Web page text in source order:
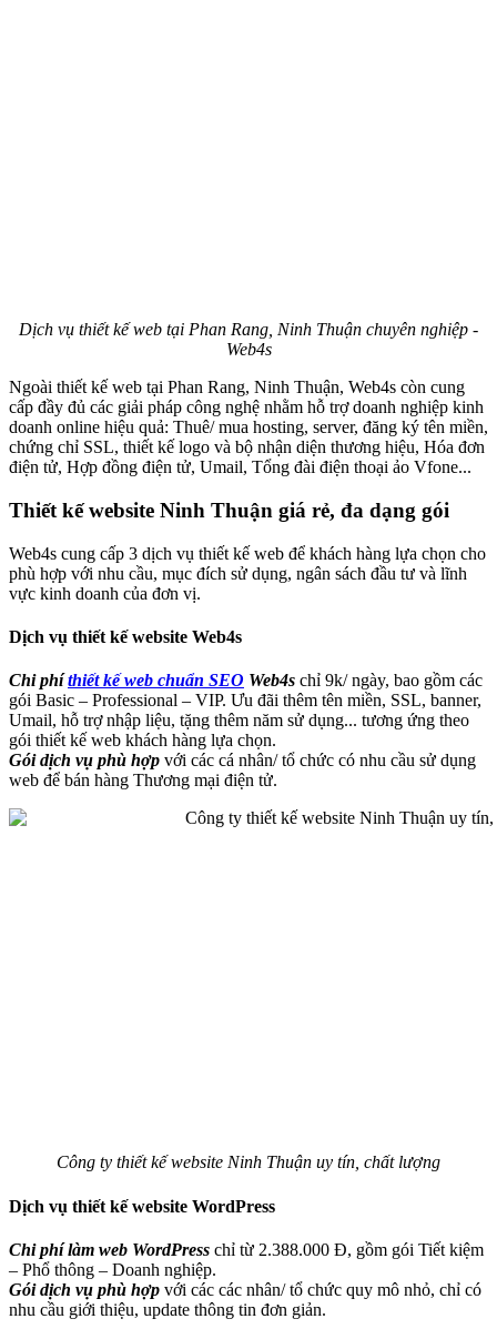
Dịch vụ thiết kế web tại Phan Rang, Ninh Thuận chuyên nghiệp -
Web4s
Ngoài thiết kế web tại Phan Rang, Ninh Thuận, Web4s còn cung
cấp đầy đủ các giải pháp công nghệ nhằm hỗ trợ doanh nghiệp kinh
doanh online hiệu quả: Thuê/ mua hosting, server, đăng ký tên miền,
chứng chỉ SSL, thiết kế logo và bộ nhận diện thương hiệu, Hóa đơn
điện tử, Hợp đồng điện tử, Umail, Tổng đài điện thoại ảo Vfone...
Thiết kế website Ninh Thuận giá rẻ, đa dạng gói
Web4s cung cấp 3 dịch vụ thiết kế web để khách hàng lựa chọn cho
phù hợp với nhu cầu, mục đích sử dụng, ngân sách đầu tư và lĩnh
vực kinh doanh của đơn vị.
Dịch vụ thiết kế website Web4s
Chi phíthiết kế web chuẩn SEO Web4s chỉ 9k/ ngày, bao gồm các
gói Basic – Professional – VIP. Ưu đãi thêm tên miền, SSL, banner,
Umail, hỗ trợ nhập liệu, tặng thêm năm sử dụng... tương ứng theo
gói thiết kế web khách hàng lựa chọn.
Gói dịch vụ phù hợp với các cá nhân/ tổ chức có nhu cầu sử dụng
web để bán hàng Thương mại điện tử.
Công ty thiết kế website Ninh Thuận uy tín, chất lượng
Dịch vụ thiết kế website WordPress
Chi phí làm web WordPress chỉ từ 2.388.000 Đ, gồm gói Tiết kiệm
– Phổ thông – Doanh nghiệp.
Gói dịch vụ phù hợp với các các nhân/ tổ chức quy mô nhỏ, chỉ có
nhu cầu giới thiệu, update thông tin đơn giản.